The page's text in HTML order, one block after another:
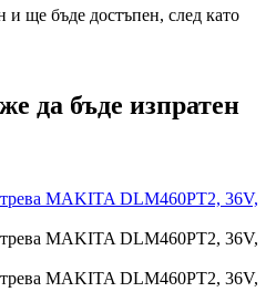
и ще бъде достъпен, след като
да бъде изпратен